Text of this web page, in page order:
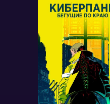
102775
107 124